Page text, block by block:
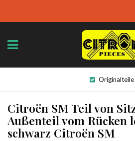
Originalteile
Citroën SM Teil von
Außenteil vom Rücken
schwarz Citroën SM